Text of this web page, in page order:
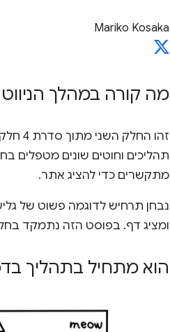
Mariko Kosaka
מה קורה במהלך הניווט
זהו החלק השני מתוך סדרת 4 חלקים בבלוג שמציגה את האופן שבו פועל Chrome. ב
תהליכים וחוטים שונים מטפלים
מתקשרים כדי להציג אתר.
ומציג דף. בפוסט הזה נתמקד
הוא מתחיל בתהליך